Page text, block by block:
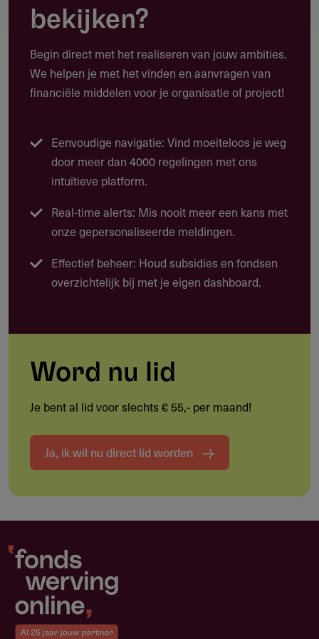
Toepassing
Waarvoor kun je deze subsidie gebruiken?
Deze beurs biedt tot € 35.000 voor een werkbezoek op het
Werkbezoek aan een universiteit of onderzoeksinstituut
buiten Nederland
Reiskosten voor één heen- en terugreis (trein of
economy class vlucht)
Kosten voor primair levensonderhoud (dagelijkse
inkomsten ontvangt
Doelgroep
Wie kan deze subsidie aanvragen?
Jonge onderzoekers op het terrein van kindergeneeskunde
universiteit of wetenschappelijk instituut in het Koninkrijk
der Nederlanden.
Promovendi (onderzoekers bezig met een
promotietraject)
Onderzoekers die in het kalenderjaar van aanvraag niet
langer dan vier jaar geleden zijn gepromoveerd
bekijken?
Begin direct met het realiseren van jouw ambities.
We helpen je met het vinden en aanvragen van
financiële middelen voor je organisatie of project!
Eenvoudige navigatie: Vind moeiteloos je weg
door meer dan 4000 regelingen met ons
intuïtieve platform.
Real-time alerts: Mis nooit meer een kans met
onze gepersonaliseerde meldingen.
Effectief beheer: Houd subsidies en fondsen
overzichtelijk bij met je eigen dashboard.
Word nu lid
Je bent al lid voor slechts € 55,- per maand!
Ja, ik wil nu direct lid worden